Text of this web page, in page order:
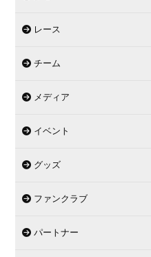
レース
チーム
メディア
イベント
グッズ
ファンクラブ
パートナー